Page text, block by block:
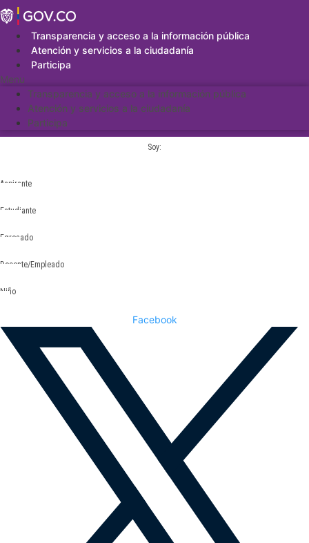
Saltar
al
contenidoTransparencia y acceso a la información pública
Atención y servicios a la ciudadanía
Participa
Menu
Transparencia y acceso a la información pública
Atención y servicios a la ciudadanía
Participa
Soy:
Aspirante
Estudiante
Egresado
Docente/Empleado
Niño
Facebook